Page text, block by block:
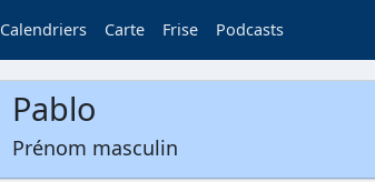
Calendriers Carte Frise Podcasts
Pablo
Prénom masculin